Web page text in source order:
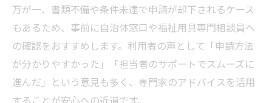
万が一、書類不備や条件未達で申請が却下されるケース
もあるため、事前に自治体窓口や福祉用具専門相談員へ
の確認をおすすめします。利用者の声として「申請方法
が分かりやすかった」「担当者のサポートでスムーズに
進んだ」という意見も多く、専門家のアドバイスを活用
することが安心への近道です。